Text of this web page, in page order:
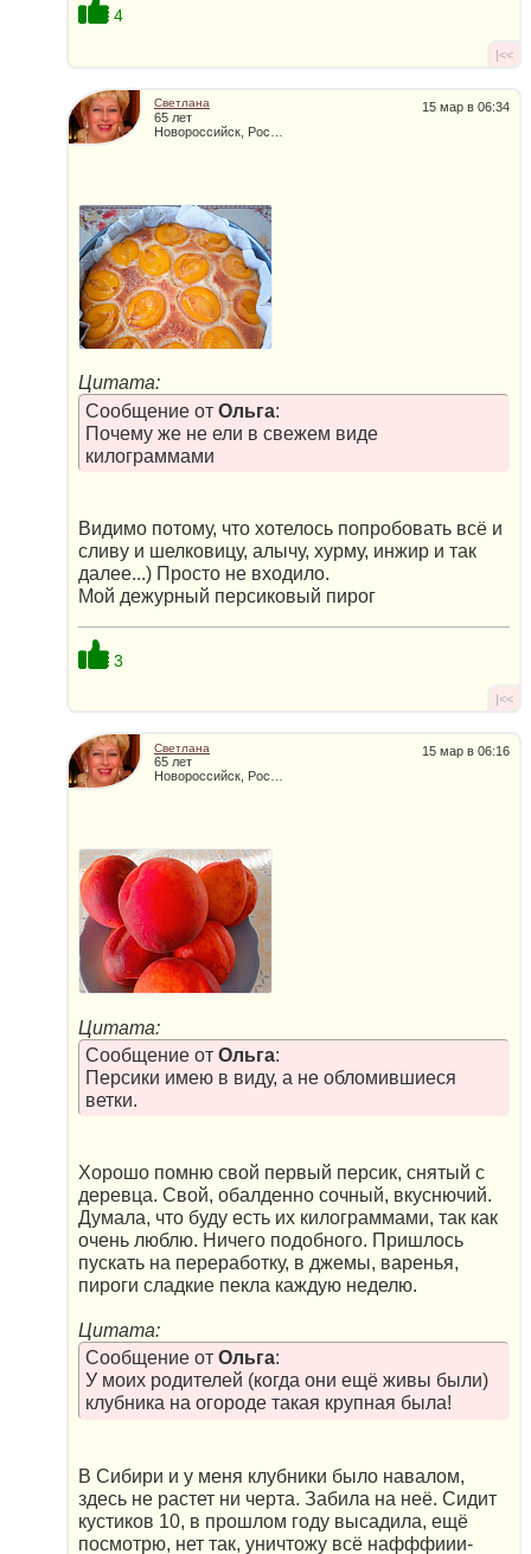
4
|<<
15 мар в 06:34
Светлана
65 лет
Цитата:
Сообщение от Ольга:
Почему же не ели в свежем виде
килограммами
Видимо потому, что хотелось попробовать всё и
сливу и шелковицу, алычу, хурму, инжир и так
далее...) Просто не входило.
Мой дежурный персиковый пирог
3
|<<
15 мар в 06:16
Светлана
65 лет
Новороссийск, Россия
Цитата:
Сообщение от Ольга:
Персики имею в виду, а не обломившиеся
ветки.
Хорошо помню свой первый персик, снятый с
деревца. Свой, обалденно сочный, вкуснючий.
Думала, что буду есть их килограммами, так как
очень люблю. Ничего подобного. Пришлось
пускать на переработку, в джемы, варенья,
пироги сладкие пекла каждую неделю.
Цитата:
Сообщение от Ольга:
У моих родителей (когда они ещё живы были)
клубника на огороде такая крупная была!
В Сибири и у меня клубники было навалом,
здесь не растет ни черта. Забила на неё. Сидит
кустиков 10, в прошлом году высадила, ещё
посмотрю, нет так, уничтожу всё нафффиии-